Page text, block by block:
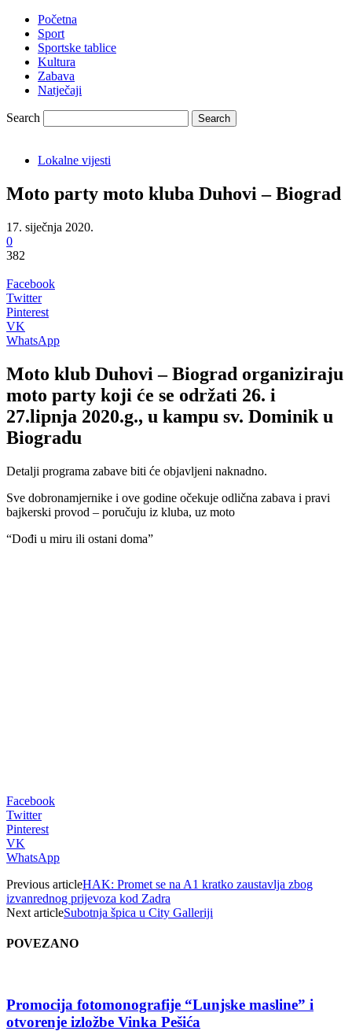
Početna
Sport
Sportske tablice
Kultura
Zabava
Natječaji
Search
Lokalne vijesti
Moto party moto kluba Duhovi – Biograd
17. siječnja 2020.
0
382
Facebook
Twitter
Pinterest
VK
WhatsApp
Moto klub Duhovi – Biograd organiziraju
moto party koji će se održati 26. i
27.lipnja 2020.g., u kampu sv. Dominik u
Biogradu
Detalji programa zabave biti će objavljeni naknadno.
Sve dobronamjernike i ove godine očekuje odlična zabava i pravi
bajkerski provod – poručuju iz kluba, uz moto
“Dođi u miru ili ostani doma”
Facebook
Twitter
Pinterest
VK
WhatsApp
Previous articleHAK: Promet se na A1 kratko zaustavlja zbog
izvanrednog prijevoza kod Zadra
Next articleSubotnja špica u City Galleriji
POVEZANO
Promocija fotomonografije “Lunjske masline” i
otvorenje izložbe Vinka Pešića